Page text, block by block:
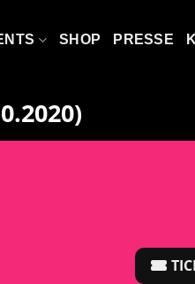
SHOP PRESSE